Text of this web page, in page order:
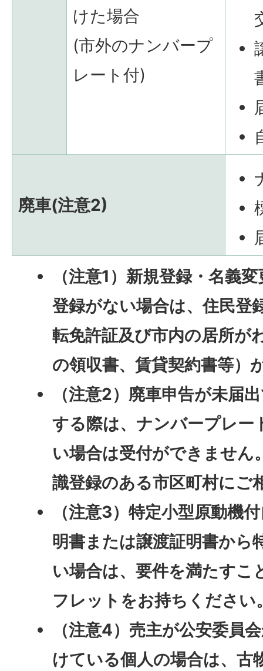
けた場合
(市外のナンバープ
レート付)
廃車(注意2)
（注意1）新規登録・名義
登録がない場合は、住民登
転免許証及び市内の居所が
の領収書、賃貸契約書等）
（注意2）廃車申告が未届
する際は、ナンバープレー
い場合は受付ができません
識登録のある市区町村にご
（注意3）特定小型原動機
明書または譲渡証明書から
い場合は、要件を満たすこ
フレットをお持ちください
（注意4）売主が公安委員
けている個人の場合は、古